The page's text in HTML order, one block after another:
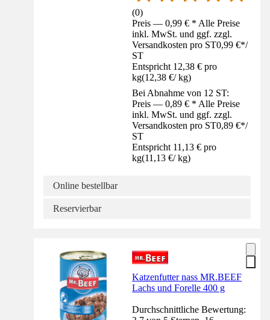
(0)
Preis — 0,99 € * Alle Preise
inkl. MwSt. und ggf. zzgl.
Versandkosten pro ST0,99 €*/
ST
Entspricht 12,38 € pro
kg(12,38 €/ kg)
Bei Abnahme von 12 ST:
Preis — 0,89 € * Alle Preise
inkl. MwSt. und ggf. zzgl.
Versandkosten pro ST0,89 €*/
ST
Entspricht 11,13 € pro
kg(11,13 €/ kg)
Online bestellbar
Reservierbar
Katzenfutter nass MR.BEEF
Lachs und Forelle 400 g
Durchschnittliche Bewertung: